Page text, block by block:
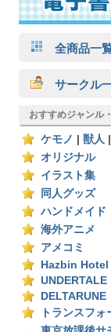
全商品一
サークル
おすすめジャンル
ケモノ 獣人
オリジナル
イラスト集
同人グッズ
ハンドメイド
海外アニメ
アメコミ
Hazbin Hotel
UNDERTALE
DELTARUNE
トランスフォ